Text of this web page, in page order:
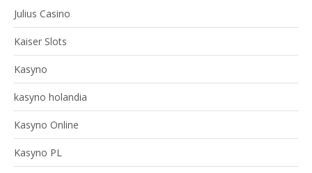
Julius Casino
Kaiser Slots
Kasyno
kasyno holandia
Kasyno Online
Kasyno PL